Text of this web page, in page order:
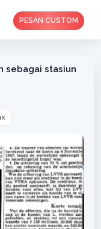
PESAN CUSTOM
sebagai stasiun